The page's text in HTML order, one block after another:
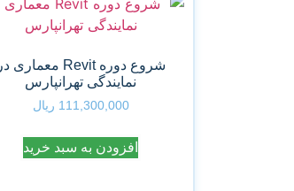
شروع دوره Revit معماری در
نمایندگی تهرانپارس
111,300,000 ریال
افزودن به سبد خرید